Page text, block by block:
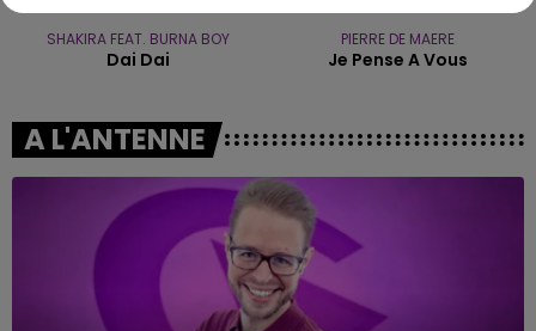
SHAKIRA FEAT. BURNA BOY
Dai Dai
PIERRE DE MAERE
Je Pense A Vous
A L'ANTENNE